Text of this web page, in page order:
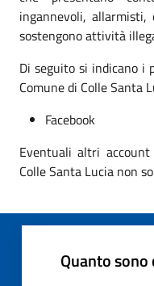
ingannevoli, allarmisti,
sostengono attività
Di seguito si indicano i
Comune di Colle Santa
Facebook
Eventuali altri
Colle Santa Lucia non
Quanto